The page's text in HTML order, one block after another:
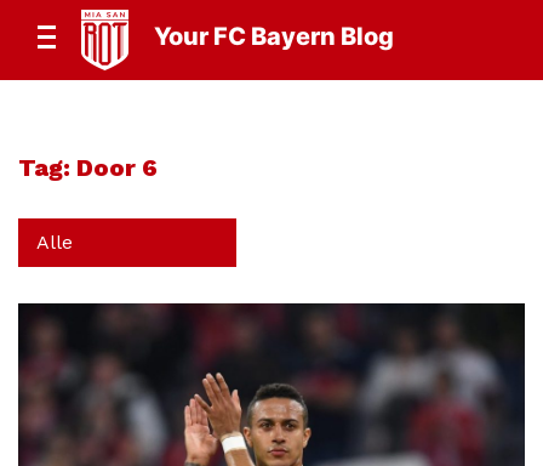
Your FC Bayern Blog
Tag: Door 6
Alle